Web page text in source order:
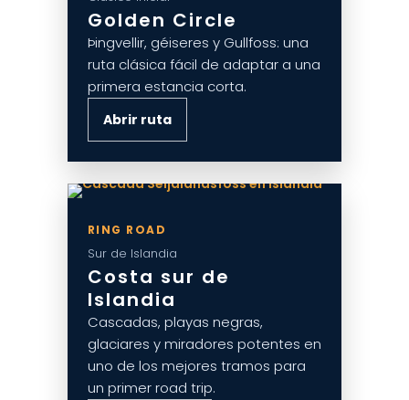
Golden Circle
Þingvellir, géiseres y Gullfoss: una
ruta clásica fácil de adaptar a una
primera estancia corta.
Abrir ruta
RING ROAD
Sur de Islandia
Costa sur de
Islandia
Cascadas, playas negras,
glaciares y miradores potentes en
uno de los mejores tramos para
un primer road trip.